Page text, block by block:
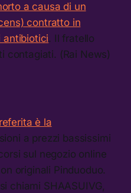
a causa di un
contratto in
antibiotici. Il fratello
contagiati. (Rai News)
è la
a prezzi bassissimi
sul negozio online
originali Pinduoduo.
chiami SHAASUIVG,